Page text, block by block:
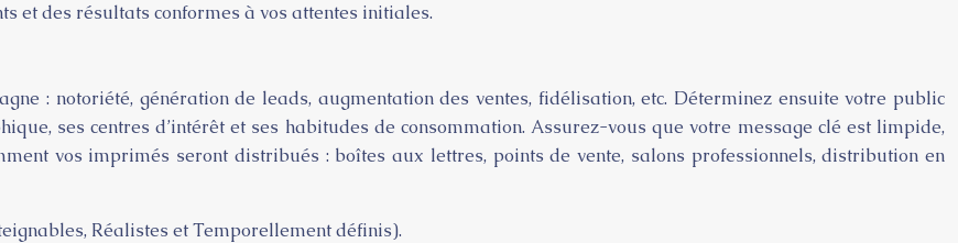
et des résultats conformes à vos attentes initiales.
: notoriété, génération de leads, augmentation des ventes, fidélisation, etc. Déterminez ensuite votre public
ses centres d’intérêt et ses habitudes de consommation. Assurez-vous que votre message clé est limpide,
vos imprimés seront distribués : boîtes aux lettres, points de vente, salons professionnels, distribution en
Réalistes et Temporellement définis).